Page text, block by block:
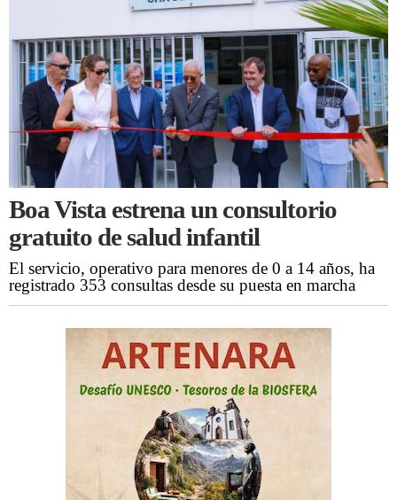
Boa Vista estrena un consultorio
gratuito de salud infantil
El servicio, operativo para menores de 0 a 14 años, ha
registrado 353 consultas desde su puesta en marcha